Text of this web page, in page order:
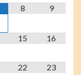
8 9
15 16
22 23